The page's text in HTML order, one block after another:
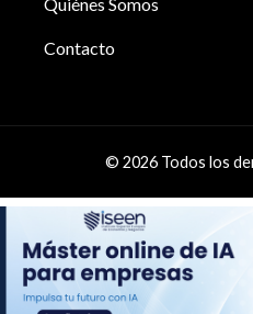
Contacto
© 2026 Todos los